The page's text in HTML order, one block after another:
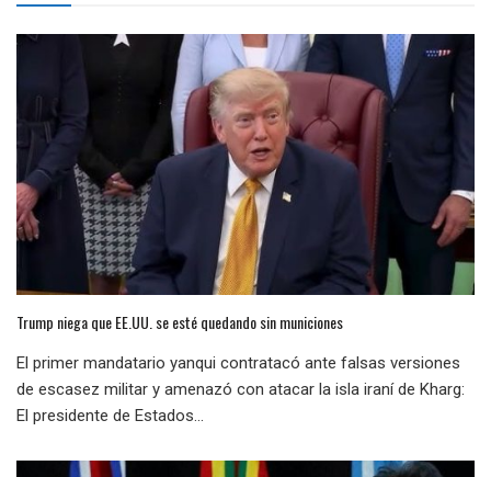
Trump niega que EE.UU. se esté quedando sin municiones
El primer mandatario yanqui contratacó ante falsas versiones
de escasez militar y amenazó con atacar la isla iraní de Kharg:
El presidente de Estados...